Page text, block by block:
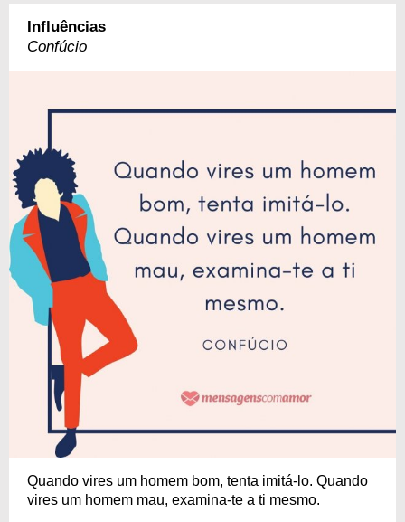
Influências
Confúcio
Quando vires um homem bom, tenta imitá-lo. Quando
vires um homem mau, examina-te a ti mesmo.